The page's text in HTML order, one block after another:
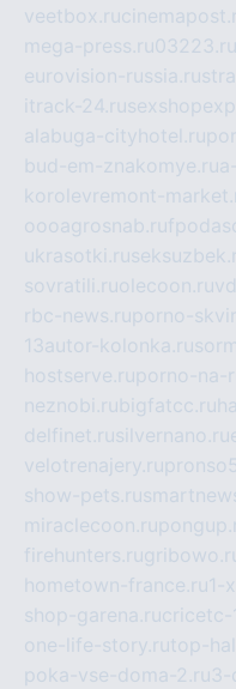
veetbox.ru
mega-press.ru03223.ru
eurovision-russia.ru
itrack-24.ru
alabuga-cityhotel.ru
bud-em-znakomye.ru
korolevremont-
oooagrosnab.ru
ukrasotki.ru
sovratili.ruolecoon.ru
rbc-news.ruporno-
13autor-kolonka.ru
hostserve.ruporno-na-
neznobi.rubigfatcc.ru
delfinet.rusilvernano.ru
velotrenajery.ru
show-pets.ru
miraclecoon.ru
firehunters.ru
hometown-france.ru1-
shop-garena.rucricetc-
one-life-story.rutop-
poka-vse-doma-2.ru3-